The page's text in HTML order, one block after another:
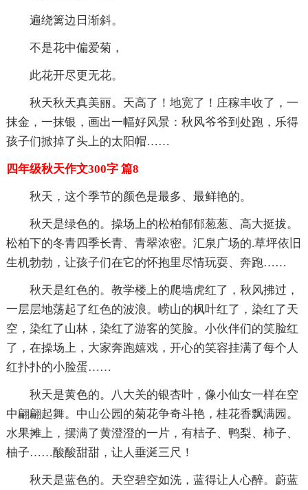
遍绕篱边日渐斜。
不是花中偏爱菊，
此花开尽更无花。
秋天秋天真美丽。天高了！地宽了！庄稼丰收了，一
抹金，一抹银，画出一幅好风景：秋风爷爷到处跑，乐得
孩子们掀掉了头上的太阳帽……
四年级秋天作文300字 篇8
秋天，这个季节的颜色是最多、最鲜艳的。
秋天是绿色的。操场上的松柏郁郁葱葱、高大挺拔。
松柏下的冬青四季长青、青翠浓密。汇泉广场的.草坪依旧
生机勃勃，让孩子们在它的怀抱里尽情玩耍、奔跑……
秋天是红色的。教学楼上的爬墙虎红了，秋风拂过，
一层层地荡起了红色的波浪。崂山的枫叶红了，染红了天
空，染红了山林，染红了游客的笑脸。小伙伴们的笑脸红
了，在操场上，大家奔跑嬉戏，开心的笑容挂满了每个人
红扑扑的小脸蛋……
秋天是黄色的。八大关的银杏叶，像小仙女一样在空
中翩翩起舞。中山公园的菊花争奇斗艳，桂花香飘满园。
水果摊上，摆满了黄澄澄的一片，有桔子、鸭梨、柿子、
柚子……酸酸甜甜，让人垂涎三尺！
秋天是蓝色的。天空碧空如洗，蓝得让人心醉。蔚蓝